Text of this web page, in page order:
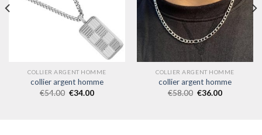
COLLIER ARGENT HOMME
collier argent homme
€54.00 €34.00
COLLIER ARGENT HOMME
collier argent homme
€58.00 €36.00